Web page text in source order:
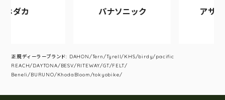
カ パナソニック アサヒサ
正規ディーラーブランド: DAHON/Tern/Tyrell/KHS/birdy/pacific
REACH/DAYTONA/BESV/RITEWAY/GT/FELT/
Beneli/BURUNO/KhodaBloom/tokyobike/